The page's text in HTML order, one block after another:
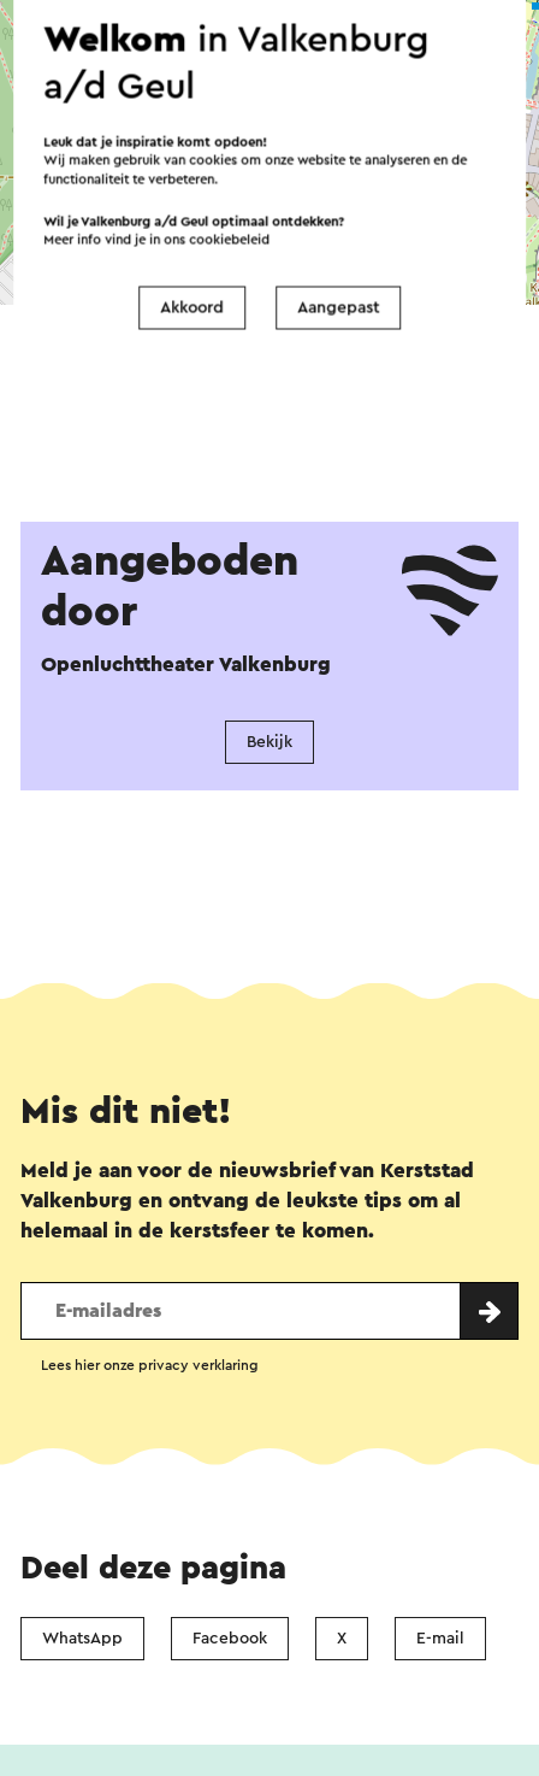
→ Plan je route
Aangeboden
door
Openluchttheater Valkenburg
Bekijk
Mis dit niet!
Meld je aan voor de nieuwsbrief van Kerststad
Valkenburg en ontvang de leukste tips om al
helemaal in de kerstsfeer te komen.
Lees hier onze privacy verklaring
Deel deze pagina
WhatsApp Facebook X E-mail
Welkom in Valkenburg
a/d Geul
Leuk dat je inspiratie komt opdoen!
Wij maken gebruik van cookies om onze website te analyseren en de
functionaliteit te verbeteren.
Wil je Valkenburg a/d Geul optimaal ontdekken?
Meer info vind je in onscookiebeleid
Akkoord Aangepast